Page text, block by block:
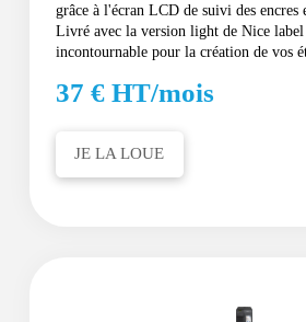
grâce à l'écran LCD de suivi des encres
Livré avec la version light de Nice
incontournable pour la création de vos
37 € HT/mois
JE LA LOUE